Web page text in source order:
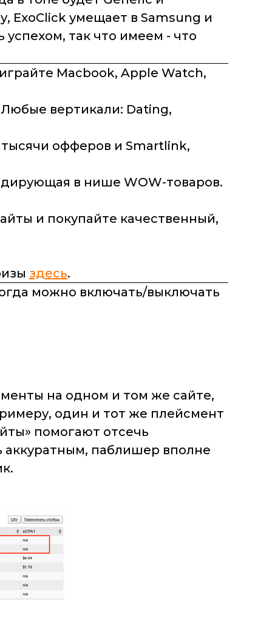
ExoClick умещает в Samsung и
так что имеем - что
Macbook, Apple Watch,
вертикали: Dating,
офферов и Smartlink,
в нише WOW-товаров.
и покупайте качественный,
здесь.
можно включать/выключать
на одном и том же сайте,
один и тот же плейсмент
помогают отсечь
паблишер вполне